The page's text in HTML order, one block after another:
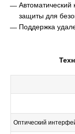
Автоматический
защиты для
Поддержка
Оптический